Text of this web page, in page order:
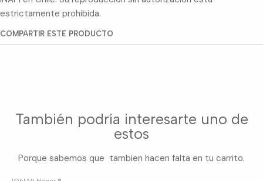
estrictamente prohibida.
COMPARTIR ESTE PRODUCTO
También podría interesarte uno de
estos
Porque sabemos que tambien hacen falta en tu carrito.